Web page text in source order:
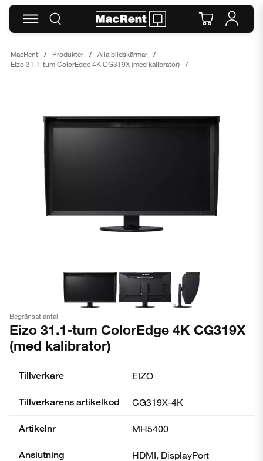
MacRent Produkter
Alla bildskärmar
Eizo 31.1-tum ColorEdge 4K CG319X (med kalibrator)
Begränsat antal
Eizo 31.1-tum ColorEdge 4K CG319X
(med kalibrator)
Tillverkare EIZO
Tillverkarens artikelkod CG319X-4K
Artikelnr MH5400
Anslutning HDMI, DisplayPort